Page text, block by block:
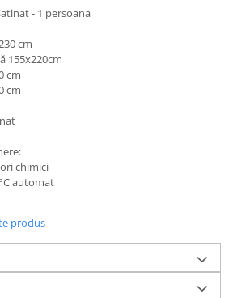
- 1 persoana
cm
155x220cm
cm
cm
chimici
automat
produs